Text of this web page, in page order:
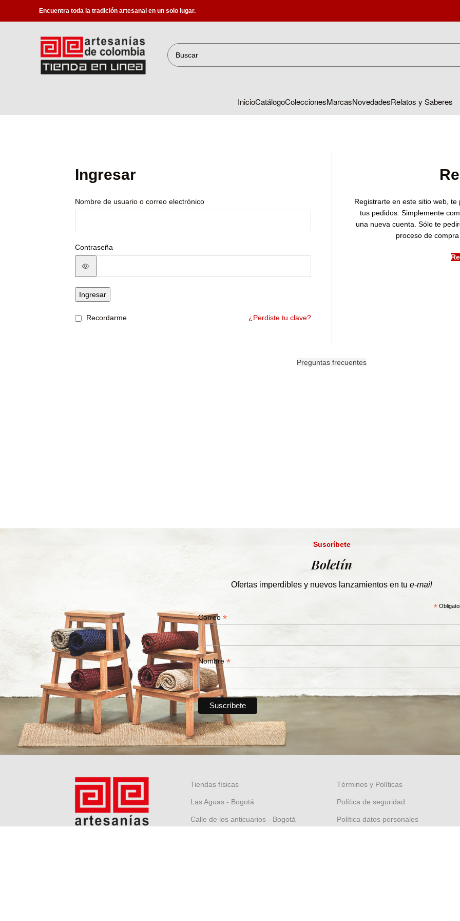
Encuentra toda la tradición artesanal en un solo lugar.
InicioCatálogoColeccionesMarcasNovedadesRelatos y Saberes
Ingresar
Nombre de usuario o correo electrónico
Contraseña
Ingresar
¿Perdiste tu clave?
Recordarme
Registrarte en este sitio web,
tus pedidos. Simplemente
una nueva cuenta. Sólo te
proceso de
Preguntas frecuentes
Suscríbete
Boletín
Ofertas imperdibles y nuevos lanzamientos en tu e-mail
*
Correo *
Nombre *
Tiendas físicas
Las Aguas - Bogotá
Calle de los anticuarios - Bogotá
Términos y Políticas
Política de seguridad
Política datos personales